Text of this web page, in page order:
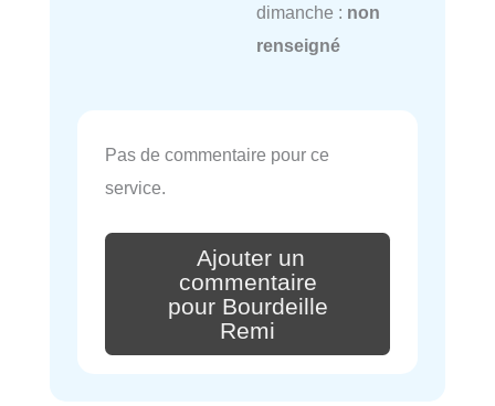
dimanche : non
renseigné
Pas de commentaire pour ce
service.
Ajouter un
commentaire
pour Bourdeille
Remi